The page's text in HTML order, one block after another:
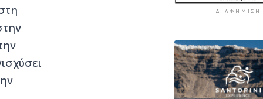
ΔΙΑΦΉΜΙΣΗ